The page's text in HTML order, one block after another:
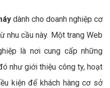
dành cho doanh nghiệp cơ
nhu cầu này. Một trang Web
là nơi cung cấp những
như giới thiệu công ty, hoạt
kiện để khách hàng cơ sở